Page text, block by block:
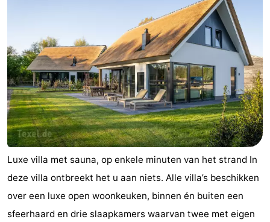
Luxe villa met sauna, op enkele minuten van het strand In
deze villa ontbreekt het u aan niets. Alle villa’s beschikken
over een luxe open woonkeuken, binnen én buiten een
sfeerhaard en drie slaapkamers waarvan twee met eigen